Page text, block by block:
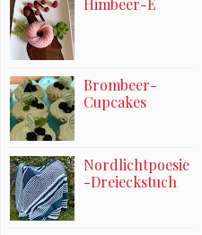
Himbeer-E
Brombeer-
Cupcakes
Nordlichtpoesie
-Dreieckstuch